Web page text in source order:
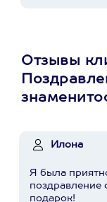
Отзывы
Илона
Я была
поздравление
подарок!